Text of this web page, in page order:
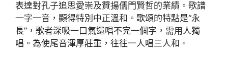
表達對孔子追思愛崇及贊揚儒門賢哲的業績。歌譜
一字一音，顯得特別中正溫和。歌頌的特點是“永
長”，歌者深吸一口氣還唱不完一個字，需用人獨
唱。為使尾音渾厚莊重，往往一人唱三人和。